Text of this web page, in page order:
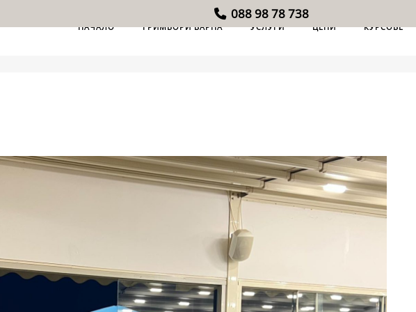
088 98 78 738
НАЧАЛО ГРИМЬОРИ ВАРНА УСЛУГИ ЦЕНИ КУРСОВЕ